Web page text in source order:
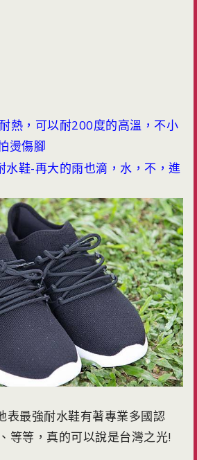
熱，可以耐200度的高溫，不小
燙傷腳
表最強耐水鞋有著專業多國認
等等，真的可以說是台灣之光!